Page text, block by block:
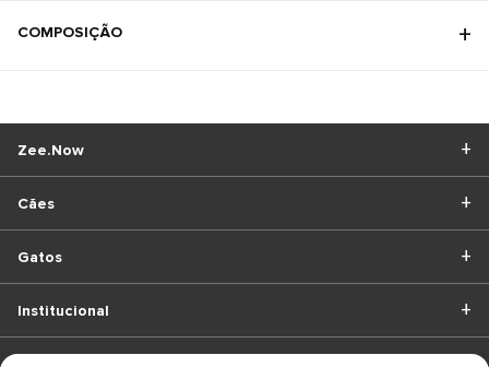
COMPOSIÇÃO
Cães
Gatos
Zee.Now
Institucional